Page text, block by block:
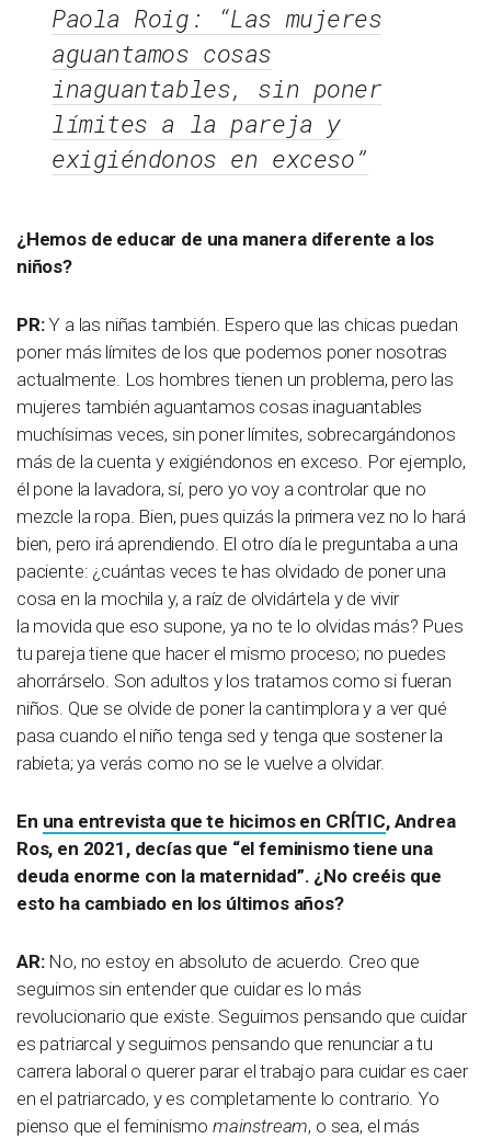
Paola Roig: “Las mujeres
aguantamos cosas
inaguantables, sin poner
límites a la pareja y
exigiéndonos en exceso”
¿Hemos de educar de una manera diferente a los
niños?
PR:Y a las niñas también. Espero que las chicas puedan
poner más límites de los que podemos poner nosotras
actualmente. Los hombres tienen un problema, pero las
mujeres también aguantamos cosas inaguantables
muchísimas veces, sin poner límites, sobrecargándonos
más de la cuenta y exigiéndonos en exceso. Por ejemplo,
él pone la lavadora, sí, pero yo voy a controlar que no
mezcle la ropa. Bien, pues quizás la primera vez no lo hará
bien, pero irá aprendiendo. El otro día le preguntaba a una
paciente: ¿cuántas veces te has olvidado de poner una
cosa en la mochila y, a raíz de olvidártela y de vivir
la movida que eso supone, ya no te lo olvidas más? Pues
tu pareja tiene que hacer el mismo proceso; no puedes
ahorrárselo. Son adultos y los tratamos como si fueran
niños. Que se olvide de poner la cantimplora y a ver qué
pasa cuando el niño tenga sed y tenga que sostener la
rabieta; ya verás como no se le vuelve a olvidar.
En una entrevista que te hicimos en CRÍTIC, Andrea
Ros, en 2021, decías que “el feminismo tiene una
deuda enorme con la maternidad”. ¿No creéis que
esto ha cambiado en los últimos años?
AR:No, no estoy en absoluto de acuerdo. Creo que
seguimos sin entender que cuidar es lo más
revolucionario que existe. Seguimos pensando que cuidar
es patriarcal y seguimos pensando que renunciar a tu
carrera laboral o querer parar el trabajo para cuidar es caer
en el patriarcado, y es completamente lo contrario. Yo
pienso que el feminismo mainstream, o sea, el más